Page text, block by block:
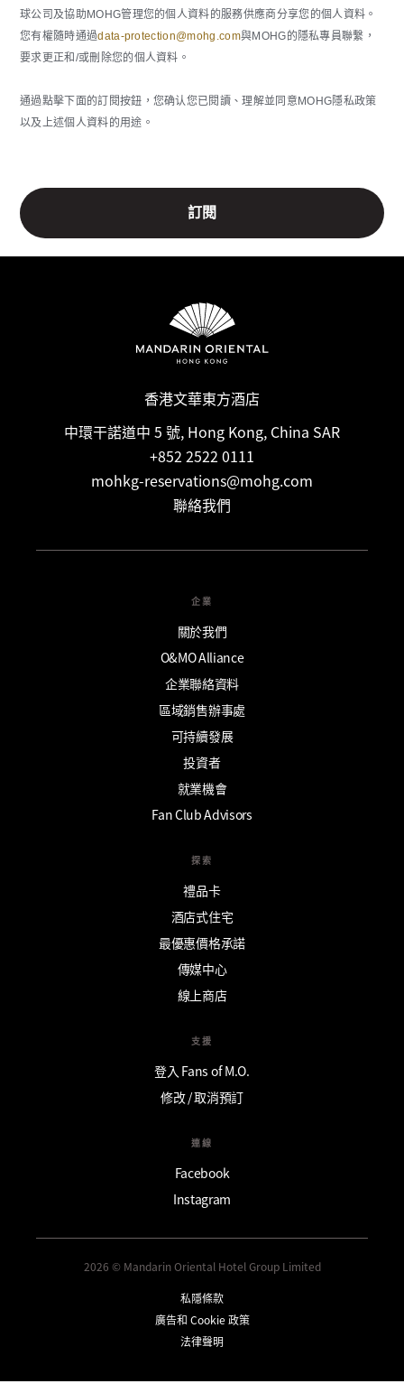
球公司及協助MOHG管理您的個人資料的服務供應商分享您的個人資料。
您有權隨時通過data-protection@mohg.com與MOHG的隱私專員聯繫，
要求更正和/或刪除您的個人資料。
通過點擊下面的訂閱按鈕，您确认您已閱讀、理解並同意MOHG隱私政策
以及上述個人資料的用途。
香港文華東方酒店
中環干諾道中 5 號, Hong Kong, China SAR
+852 2522 0111
mohkg-reservations@mohg.com
聯絡我們
企業
關於我們
O&MO Alliance
企業聯絡資料
區域銷售辦事處
可持續發展
投資者
就業機會
Fan Club Advisors
探索
禮品卡
酒店式住宅
最優惠價格承諾
傳媒中心
線上商店
支援
登入 Fans of M.O.
修改 / 取消預訂
連線
Facebook
Instagram
2026 © Mandarin Oriental Hotel Group Limited
私隱條款
廣告和 Cookie 政策
法律聲明